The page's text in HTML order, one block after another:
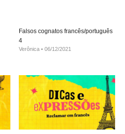
Falsos cognatos francês/português
4
Verônica 06/12/2021